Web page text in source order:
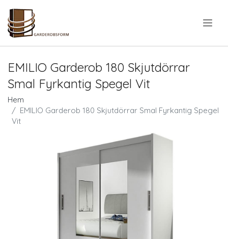
EMILIO Garderob 180 Skjutdörrar
Smal Fyrkantig Spegel Vit
Hem
EMILIO Garderob 180 Skjutdörrar Smal Fyrkantig Spegel
Vit